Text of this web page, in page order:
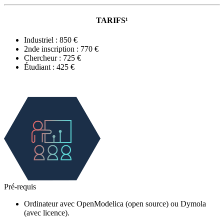
TARIFS¹
Industriel : 850 €
2nde inscription : 770 €
Chercheur : 725 €
Étudiant : 425 €
Pré-requis
Ordinateur avec OpenModelica (open source) ou Dymola
(avec licence).